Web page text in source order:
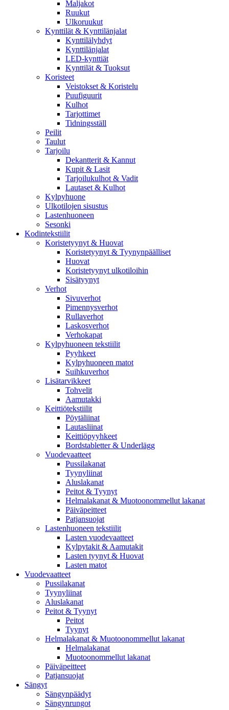
Maljakot
Ruukut
Ulkoruukut
Kynttilät & Kynttilänjalat
Kynttilälyhdyt
Kynttilänjalat
LED-kynttiät
Kynttilät & Tuoksut
Koristeet
Veistokset & Koristelu
Puufiguurit
Kulhot
Tarjottimet
Tidningsställ
Peilit
Taulut
Tarjoilu
Dekantterit & Kannut
Kupit & Lasit
Tarjoilukulhot & Vadit
Lautaset & Kulhot
Kylpyhuone
Ulkotilojen sisustus
Lastenhuoneen
Sesonki
Kodintekstiilit
Koristetyynyt & Huovat
Koristetyynyt & Tyynynpäälliset
Huovat
Koristetyynyt ulkotiloihin
Sisätyynyt
Verhot
Sivuverhot
Pimennysverhot
Rullaverhot
Laskosverhot
Verhokapat
Kylpyhuoneen tekstiilit
Pyyhkeet
Kylpyhuoneen matot
Suihkuverhot
Lisätarvikkeet
Tohvelit
Aamutakki
Keittiötekstiilit
Pöytäliinat
Lautasliinat
Keittiöpyyhkeet
Bordstabletter & Underlägg
Vuodevaatteet
Pussilakanat
Tyynyliinat
Aluslakanat
Peitot & Tyynyt
Helmalakanat & Muotoonommellut lakanat
Päiväpeitteet
Patjansuojat
Lastenhuoneen tekstiilit
Lasten vuodevaatteet
Kylpytakit & Aamutakit
Lasten tyynyt & Huovat
Lasten matot
Vuodevaatteet
Pussilakanat
Tyynyliinat
Aluslakanat
Peitot & Tyynyt
Peitot
Tyynyt
Helmalakanat & Muotoonommellut lakanat
Helmalakanat
Muotoonommellut lakanat
Päiväpeitteet
Patjansuojat
Sängyt
Sängynpäädyt
Sängynrungot